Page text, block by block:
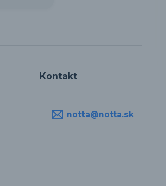
Kontakt
notta@notta.sk